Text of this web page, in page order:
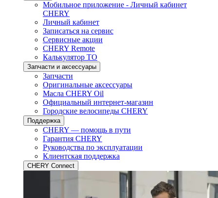
Мобильное приложение - Личный кабинет
CHERY
Личный кабинет
Записаться на сервис
Сервисные акции
CHERY Remote
Калькулятор ТО
Запчасти и аксессуары
Запчасти
Оригинальные аксессуары
Масла CHERY Oil
Официальный интернет-магазин
Городские велосипеды CHERY
Поддержка
CHERY — помощь в пути
Гарантия CHERY
Руководства по эксплуатации
Клиентская поддержка
CHERY Connect